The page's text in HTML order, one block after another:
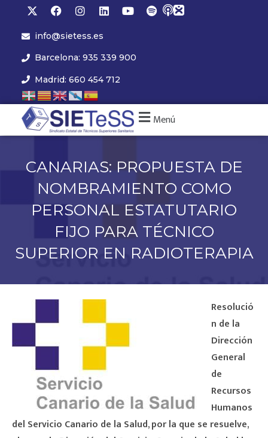
info@sietess.es
Barcelona: 935 339 900
Madrid: 660 454 712
Menú
CANARIAS: PROPUESTA DE
NOMBRAMIENTO COMO
PERSONAL ESTATUTARIO
FIJO PARA TÉCNICO
SUPERIOR EN RADIOTERAPIA
Resolució
n de la
Dirección
General
de
Recursos
Humanos
del Servicio Canario de la Salud, por la que se resuelve,